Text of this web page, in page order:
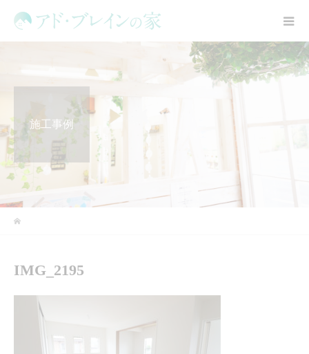
施工事例
IMG_2195